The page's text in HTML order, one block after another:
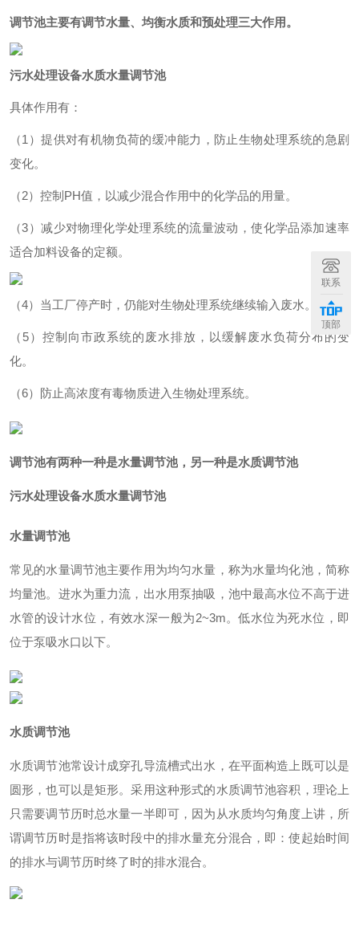
调节池主要有调节水量、均衡水质和预处理三大作用。
污水处理设备水质水量调节池
具体作用有：
（1）提供对有机物负荷的缓冲能力，防止生物处理系统的急剧
变化。
（2）控制PH值， 以减少混合作用中的化学品的用量。
（3）减少对物理化学处理系统的流量波动，使化学品添加速率
适合加料设备的定额。
（4）当工厂停产时，仍能对生物处理系统继续输入废水。
（5）控制向市政系统的废水排放，以缓解废水负荷分布的变
化。
（6）防止高浓度有毒物质进入生物处理系统。
调节池有两种一种是水量调节池 ，另一种是水质调节池
污水处理设备水质水量调节池
水量调节池
常见的水量调节池主要作用为均匀水量，称为水量均化池，简称
均量池。进水为重力流，出水用泵抽吸，池中最高水位不高于进
水管的设计水位，有效水深一般为2~3m。低水位为死水位，即
位于泵吸水口以下。
水质调节池
水质调节池常设计成穿孔导流槽式出水，在平面构造上既可以是
圆形，也可以是矩形。采用这种形式的水质调节池容积，理论上
只需要调节历时总水量一半即可，因为从水质均匀角度上讲，所
谓调节历时是指将该时段中的排水量充分混合，即：使起始时间
的排水与调节历时终了时的排水混合。
联系
顶部